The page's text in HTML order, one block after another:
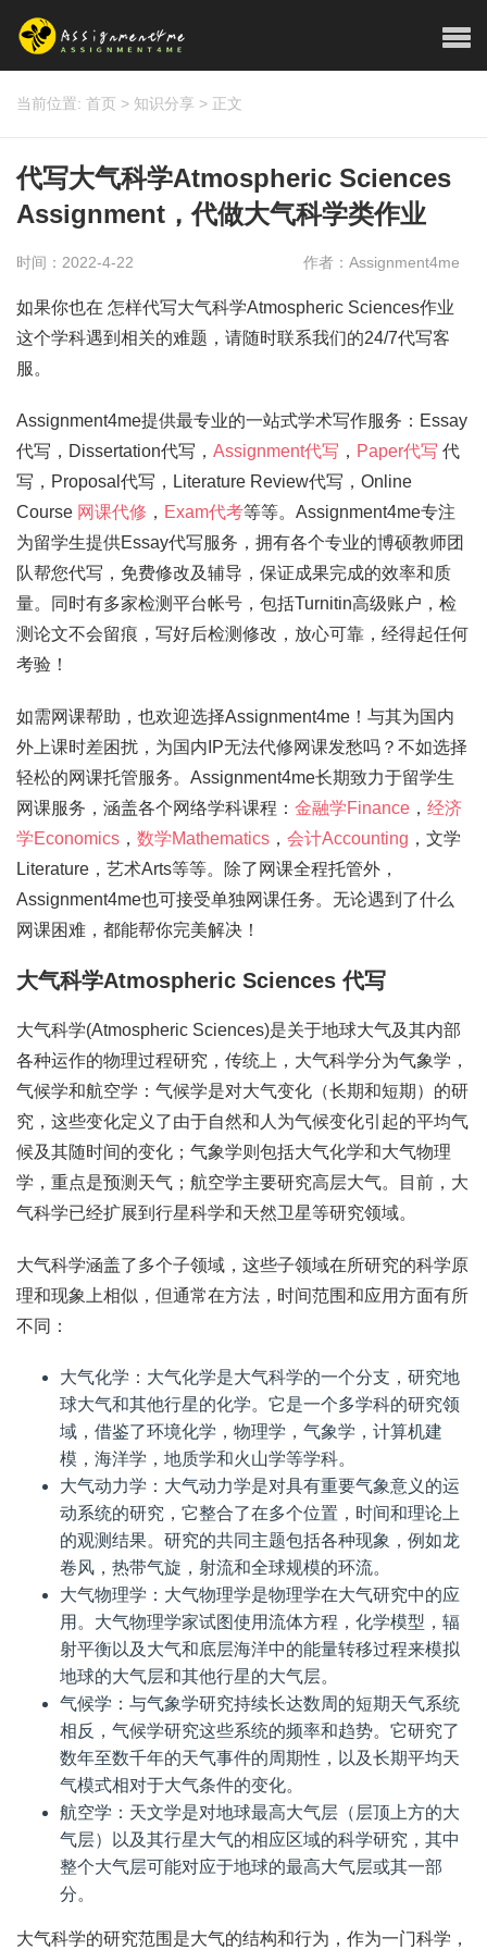
当前位置: 首页 > 知识分享 > 正文
代写大气科学Atmospheric Sciences
Assignment，代做大气科学类作业
时间：2022-4-22 作者：Assignment4me
如果你也在 怎样代写大气科学Atmospheric Sciences作业
这个学科遇到相关的难题，请随时联系我们的24/7代写客
服。
Assignment4me提供最专业的一站式学术写作服务：Essay
代写，Dissertation代写， Assignment代写 ， Paper代写 代
写，Proposal代写，Literature Review代写，Online
Course 网课代修 ， Exam代考等等。Assignment4me专注
为留学生提供Essay代写服务，拥有各个专业的博硕教师团
队帮您代写，免费修改及辅导，保证成果完成的效率和质
量。同时有多家检测平台帐号，包括Turnitin高级账户，检
测论文不会留痕，写好后检测修改，放心可靠，经得起任何
考验！
如需网课帮助，也欢迎选择Assignment4me！与其为国内
外上课时差困扰，为国内IP无法代修网课发愁吗？不如选择
轻松的网课托管服务。Assignment4me长期致力于留学生
网课服务，涵盖各个网络学科课程： 金融学Finance ， 经济
学Economics ， 数学Mathematics ， 会计Accounting ，文学
Literature，艺术Arts等等。除了网课全程托管外，
Assignment4me也可接受单独网课任务。无论遇到了什么
网课困难，都能帮你完美解决！
大气科学Atmospheric Sciences 代写
大气科学(Atmospheric Sciences)是关于地球大气及其内部
各种运作的物理过程研究，传统上，大气科学分为气象学，
气候学和航空学：气候学是对大气变化（长期和短期）的研
究，这些变化定义了由于自然和人为气候变化引起的平均气
候及其随时间的变化；气象学则包括大气化学和大气物理
学，重点是预测天气；航空学主要研究高层大气。目前，大
气科学已经扩展到行星科学和天然卫星等研究领域。
大气科学涵盖了多个子领域，这些子领域在所研究的科学原
理和现象上相似，但通常在方法，时间范围和应用方面有所
不同：
大气化学：大气化学是大气科学的一个分支，研究地
球大气和其他行星的化学。它是一个多学科的研究领
域，借鉴了环境化学，物理学，气象学，计算机建
模，海洋学，地质学和火山学等学科。
大气动力学：大气动力学是对具有重要气象意义的运
动系统的研究，它整合了在多个位置，时间和理论上
的观测结果。研究的共同主题包括各种现象，例如龙
卷风，热带气旋，射流和全球规模的环流。
大气物理学：大气物理学是物理学在大气研究中的应
用。大气物理学家试图使用流体方程，化学模型，辐
射平衡以及大气和底层海洋中的能量转移过程来模拟
地球的大气层和其他行星的大气层。
气候学：与气象学研究持续长达数周的短期天气系统
相反，气候学研究这些系统的频率和趋势。它研究了
数年至数千年的天气事件的周期性，以及长期平均天
气模式相对于大气条件的变化。
航空学：天文学是对地球最高大气层（层顶上方的大
气层）以及其行星大气的相应区域的科学研究，其中
整个大气层可能对应于地球的最高大气层或其一部
分。
大气科学的研究范围是大气的结构和行为，作为一门科学，